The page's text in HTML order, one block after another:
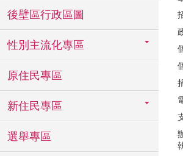
後壁區行政區圖
性別主流化專區
原住民專區
新住民專區
選舉專區